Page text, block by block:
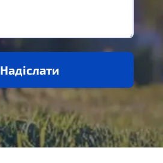
Надіслати